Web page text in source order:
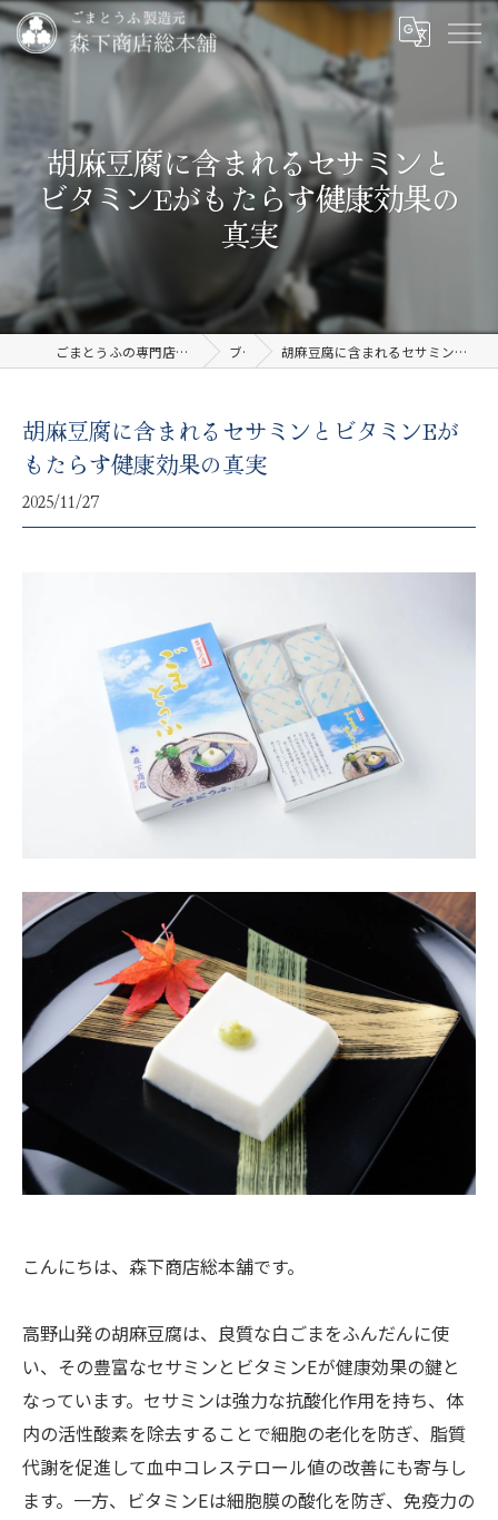
胡麻豆腐に含まれるセサミンと
ビタミンEがもたらす健康効果の
真実
ごまとうふの専門店なら有限会社森下商店総本舗 ブログ 胡麻豆腐に含まれるセサミンとビタミンEがもたらす健康効果の真実
胡麻豆腐に含まれるセサミンとビタミンEが
もたらす健康効果の真実
2025/11/27
こんにちは、森下商店総本舗です。
高野山発の胡麻豆腐は、良質な白ごまをふんだんに使
い、その豊富なセサミンとビタミンEが健康効果の鍵と
なっています。セサミンは強力な抗酸化作用を持ち、体
内の活性酸素を除去することで細胞の老化を防ぎ、脂質
代謝を促進して血中コレステロール値の改善にも寄与し
ます。一方、ビタミンEは細胞膜の酸化を防ぎ、免疫力の